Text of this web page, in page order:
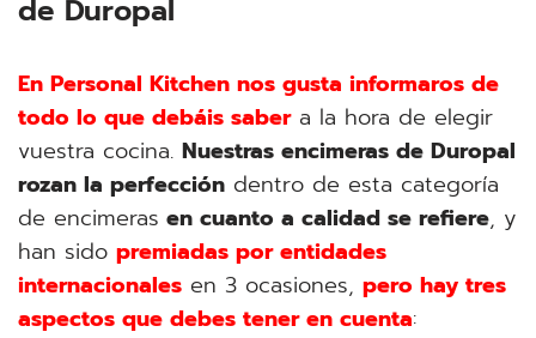
de Duropal
En Personal Kitchen nos gusta informaros de
todo lo que debáis sabera la hora de elegir
vuestra cocina. Nuestras encimeras de Duropal
rozan la perfección dentro de esta categoría
de encimeras en cuanto a calidad se refiere, y
han sido premiadas por entidades
internacionales en 3 ocasiones, pero hay tres
aspectos que debes tener en cuenta: